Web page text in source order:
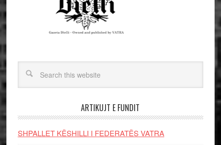
ARTIKUJT E FUNDIT
SHPALLET KËSHILLI I FEDERATËS VATRA